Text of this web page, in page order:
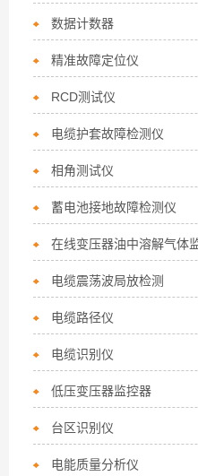
数据计数器
精准故障定位仪
RCD测试仪
电缆护套故障检测仪
相角测试仪
蓄电池接地故障检测仪
在线变压器油中溶解气体
电缆震荡波局放检测
电缆路径仪
电缆识别仪
低压变压器监控器
台区识别仪
电能质量分析仪